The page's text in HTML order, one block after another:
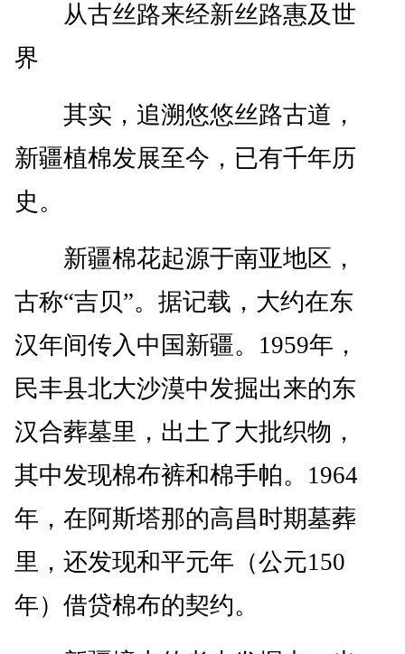
从古丝路来经新丝路惠及世
界
其实，追溯悠悠丝路古道，
新疆植棉发展至今，已有千年历
史。
新疆棉花起源于南亚地区，
古称“吉贝”。据记载，大约在东
汉年间传入中国新疆。1959年，
民丰县北大沙漠中发掘出来的东
汉合葬墓里，出土了大批织物，
其中发现棉布裤和棉手帕。1964
年，在阿斯塔那的高昌时期墓葬
里，还发现和平元年（公元150
年）借贷棉布的契约。